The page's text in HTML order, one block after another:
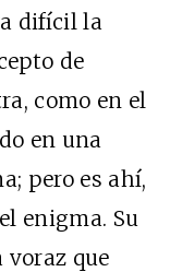
difícil la
de
como en el
en una
pero es ahí,
enigma. Su
que